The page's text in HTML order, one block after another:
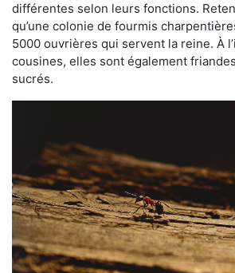
différentes selon leurs fonctions.
qu’une colonie de fourmis
5000 ouvrières qui servent la reine. À
cousines, elles sont également
sucrés.